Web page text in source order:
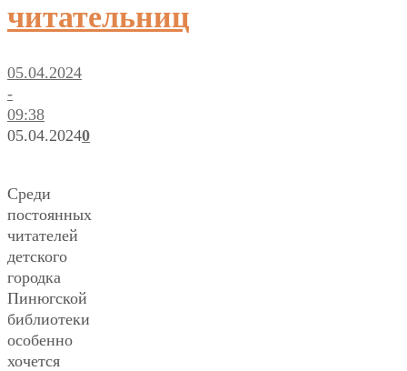
читательниц
05.04.2024
-
09:38
05.04.20240
Среди
постоянных
читателей
детского
городка
Пинюгской
библиотеки
особенно
хочется